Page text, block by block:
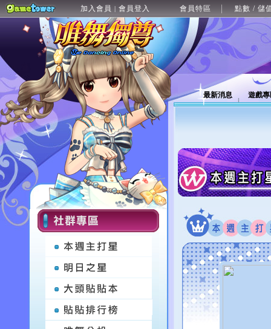
加入會員 | 會員登入 會員特區 點數 / 儲
最新消息 遊戲